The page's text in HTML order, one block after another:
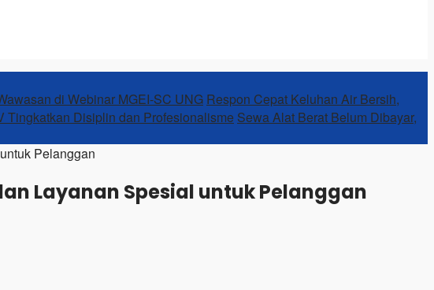
di Webinar MGEI-SC UNG Respon Cepat Keluhan Air Bersih,
Tingkatkan Disiplin dan Profesionalisme Sewa Alat Berat Belum Dibayar,
Pelanggan
Layanan Spesial untuk Pelanggan